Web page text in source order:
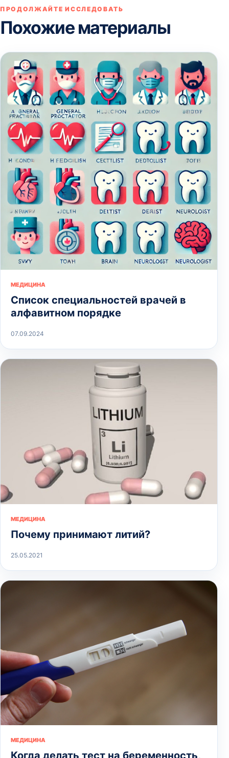
ПРОДОЛЖАЙТЕ ИССЛЕДОВАТЬ
Похожие материалы
МЕДИЦИНА
Список специальностей врачей в
алфавитном порядке
07.09.2024
МЕДИЦИНА
Почему принимают литий?
25.05.2021
МЕДИЦИНА